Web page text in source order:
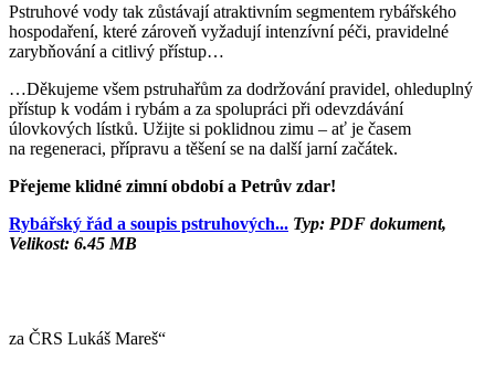
Pstruhové vody tak zůstávají atraktivním segmentem rybářského
hospodaření, které zároveň vyžadují intenzívní péči, pravidelné
zarybňování a citlivý přístup…
…Děkujeme všem pstruhařům za dodržování pravidel, ohleduplný
přístup k vodám i rybám a za spolupráci při odevzdávání
úlovkových lístků. Užijte si poklidnou zimu – ať je časem
na regeneraci, přípravu a těšení se na další jarní začátek.
Přejeme klidné zimní období a Petrův zdar!
Rybářský řád a soupis pstruhových... Typ: PDF dokument,
Velikost: 6.45 MB
za ČRS Lukáš Mareš“